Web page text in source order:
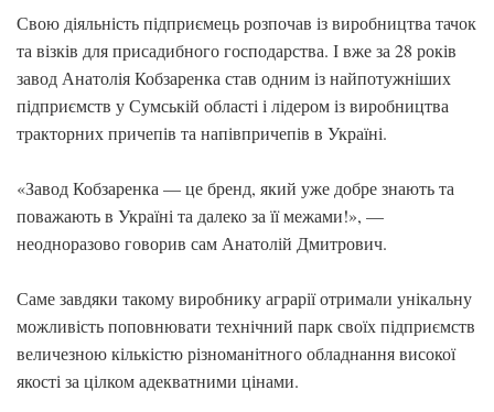
Свою діяльність підприємець розпочав із виробництва тачок
та візків для присадибного господарства. І вже за 28 років
завод Анатолія Кобзаренка став одним із найпотужніших
підприємств у Сумській області і лідером із виробництва
тракторних причепів та напівпричепів в Україні.
«Завод Кобзаренка — це бренд, який уже добре знають та
поважають в Україні та далеко за її межами!», —
неодноразово говорив сам Анатолій Дмитрович.
Саме завдяки такому виробнику аграрії отримали унікальну
можливість поповнювати технічний парк своїх підприємств
величезною кількістю різноманітного обладнання високої
якості за цілком адекватними цінами.